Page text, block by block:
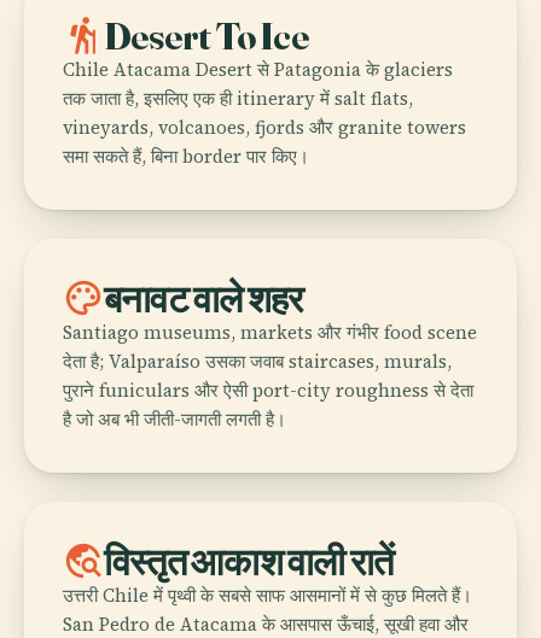
hiking Desert To Ice
Chile Atacama Desert से Patagonia के glaciers
तक जाता है, इसलिए एक ही itinerary में salt flats,
vineyards, volcanoes, fjords और granite towers
समा सकते हैं, बिना border पार किए।
paletteबनावट वाले शहर
Santiago museums, markets और गंभीर food scene
देता है; Valparaíso उसका जवाब staircases, murals,
पुराने funiculars और ऐसी port-city roughness से देता
है जो अब भी जीती-जागती लगती है।
travel_exploreविस्तृत आकाश वाली रातें
उत्तरी Chile में पृथ्वी के सबसे साफ आसमानों में से कुछ मिलते हैं।
San Pedro de Atacama के आसपास ऊँचाई, सूखी हवा और